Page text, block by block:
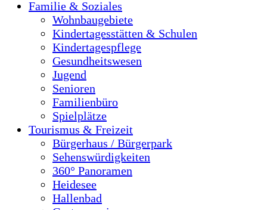
Familie & Soziales
Wohnbaugebiete
Kindertagesstätten & Schulen
Kindertagespflege
Gesundheitswesen
Jugend
Senioren
Familienbüro
Spielplätze
Tourismus & Freizeit
Bürgerhaus / Bürgerpark
Sehenswürdigkeiten
360° Panoramen
Heidesee
Hallenbad